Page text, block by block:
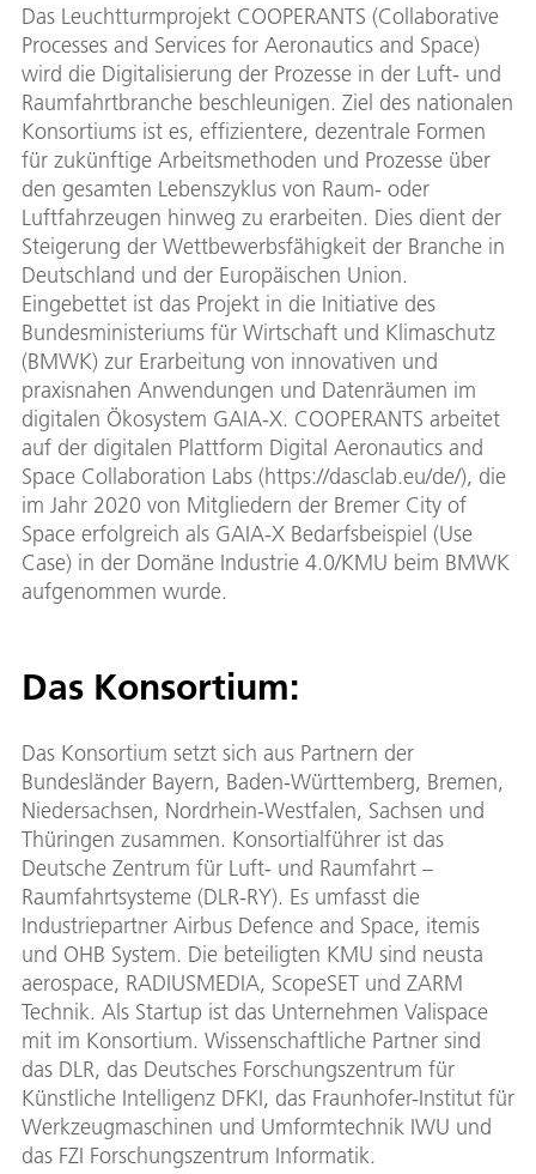
Das Leuchtturmprojekt COOPERANTS (Collaborative
Processes and Services for Aeronautics and Space)
wird die Digitalisierung der Prozesse in der Luft- und
Raumfahrtbranche beschleunigen. Ziel des nationalen
Konsortiums ist es, effizientere, dezentrale Formen
für zukünftige Arbeitsmethoden und Prozesse über
den gesamten Lebenszyklus von Raum- oder
Luftfahrzeugen hinweg zu erarbeiten. Dies dient der
Steigerung der Wettbewerbsfähigkeit der Branche in
Deutschland und der Europäischen Union.
Eingebettet ist das Projekt in die Initiative des
Bundesministeriums für Wirtschaft und Klimaschutz
(BMWK) zur Erarbeitung von innovativen und
praxisnahen Anwendungen und Datenräumen im
digitalen Ökosystem GAIA-X. COOPERANTS arbeitet
auf der digitalen Plattform Digital Aeronautics and
Space Collaboration Labs (https://dasclab.eu/de/), die
im Jahr 2020 von Mitgliedern der Bremer City of
Space erfolgreich als GAIA-X Bedarfsbeispiel (Use
Case) in der Domäne Industrie 4.0/KMU beim BMWK
aufgenommen wurde.
Das Konsortium:
Das Konsortium setzt sich aus Partnern der
Bundesländer Bayern, Baden-Württemberg, Bremen,
Niedersachsen, Nordrhein-Westfalen, Sachsen und
Thüringen zusammen. Konsortialführer ist das
Deutsche Zentrum für Luft- und Raumfahrt –
Raumfahrtsysteme (DLR-RY). Es umfasst die
Industriepartner Airbus Defence and Space, itemis
und OHB System. Die beteiligten KMU sind neusta
aerospace, RADIUSMEDIA, ScopeSET und ZARM
Technik. Als Startup ist das Unternehmen Valispace
mit im Konsortium. Wissenschaftliche Partner sind
das DLR, das Deutsches Forschungszentrum für
Künstliche Intelligenz DFKI, das Fraunhofer-Institut für
Werkzeugmaschinen und Umformtechnik IWU und
das FZI Forschungszentrum Informatik.